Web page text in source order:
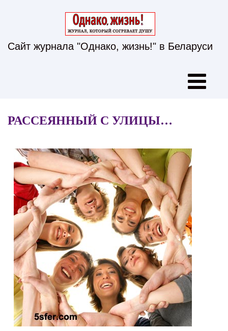
Сайт журнала "Однако, жизнь!" в Беларуси
РАССЕЯННЫЙ С УЛИЦЫ…